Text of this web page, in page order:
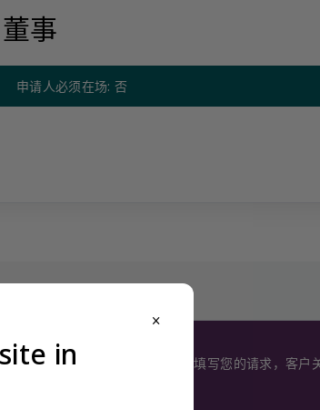
事
申请人必须在场: 否
息可应要求提供。
不道德的竞争。请使用此表格填写您的请求，客户
close
in